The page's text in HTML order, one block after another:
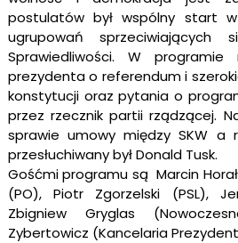
postulatów był wspólny start
ugrupowań
Sprawiedliwości. W
prezydenta o referendum i
konstytucji oraz pytania o
przez rzecznik partii rządzącej.
sprawie umowy między SKW a
przesłuchiwany był Donald Tusk.
Gośćmi programu są Marcin
(PO), Piotr Zgorzelski (PSL),
Zbigniew Gryglas
Zybertowicz (Kancelaria